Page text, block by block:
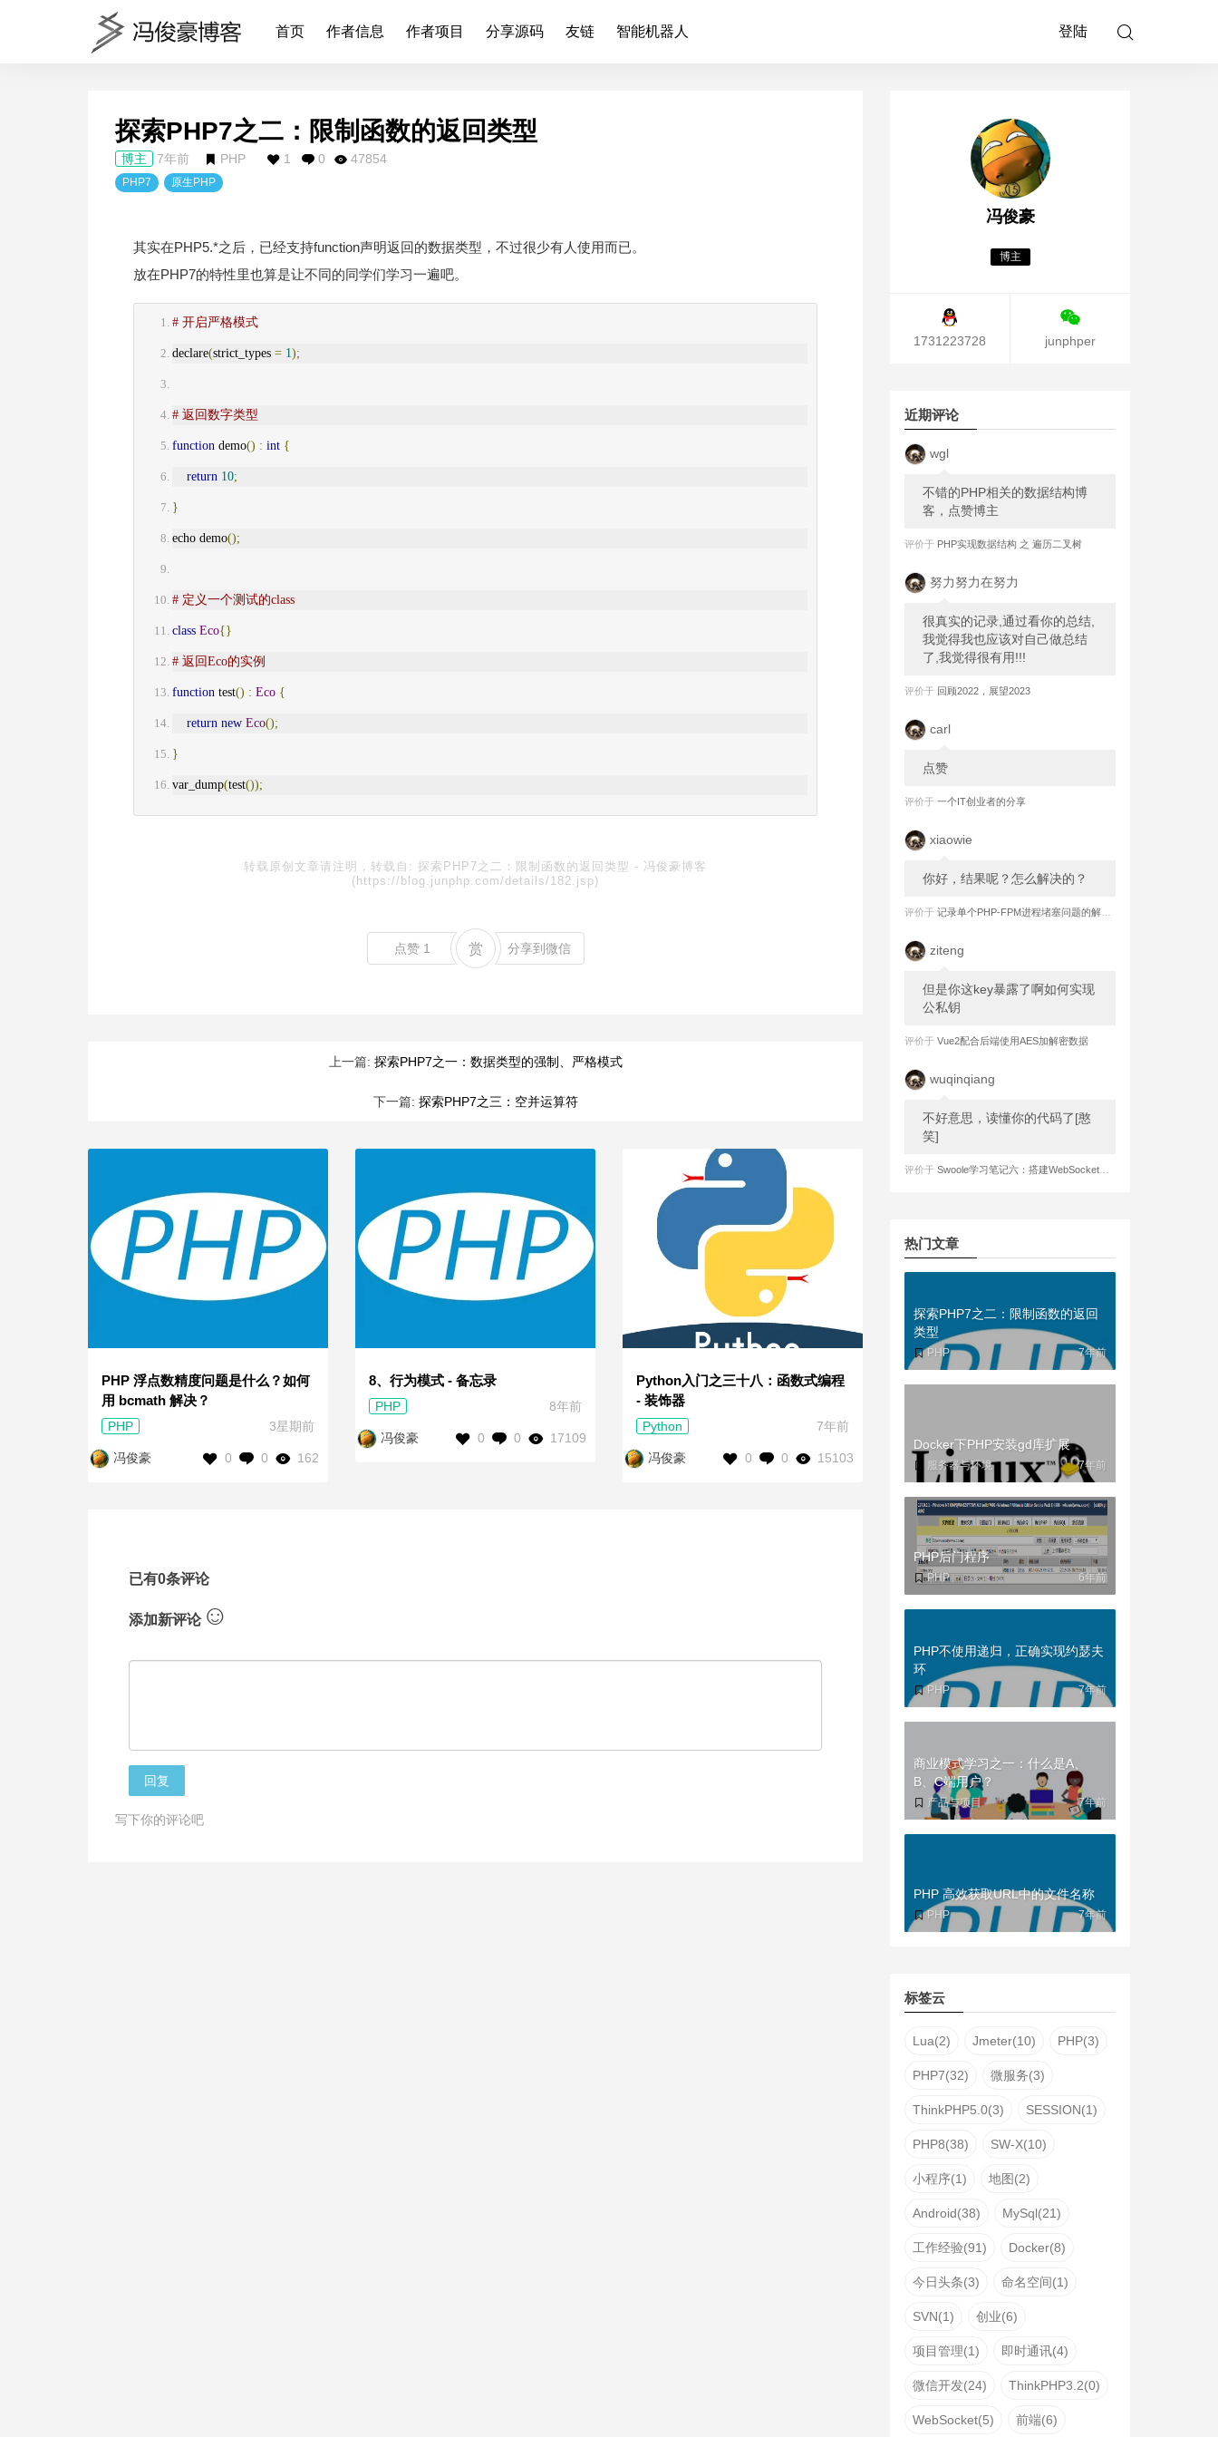
首页 作者信息 作者项目 分享源码 友链 智能机器人 登陆
探索PHP7之二：限制函数的返回类型
博主 7年前 PHP 1 0 47854
PHP7 原生PHP
其实在PHP5.*之后，已经支持function声明返回的数据类型，不过很少有人使用而已。
放在PHP7的特性里也算是让不同的同学们学习一遍吧。
# 开启严格模式
declare(strict_types = 1);
# 返回数字类型
function demo() : int {
return 10;
}
echo demo();
# 定义一个测试的class
class Eco{}
# 返回Eco的实例
function test() : Eco {
return new Eco();
}
var_dump(test());
转载原创文章请注明，转载自: 探索PHP7之二：限制函数的返回类型 - 冯俊豪博客
(https://blog.junphp.com/details/182.jsp)
点赞 1 赏 分享到微信
上一篇: 探索PHP7之一：数据类型的强制、严格模式
下一篇: 探索PHP7之三：空并运算符
PHP 浮点数精度问题是什么？如何
用 bcmath 解决？
PHP 3星期前
冯俊豪 162
0
0
8、行为模式 - 备忘录
PHP 8年前
冯俊豪 17109
0
0
Python入门之三十八：函数式编程
- 装饰器
Python 7年前
冯俊豪 15103
0
0
已有0条评论
添加新评论☺
回复
写下你的评论吧
冯俊豪
博主
1731223728 junphper
近期评论
wgl
不错的PHP相关的数据结构博
客，点赞博主
评价于 PHP实现数据结构 之 遍历二叉树
努力努力在努力
很真实的记录,通过看你的总结,
我觉得我也应该对自己做总结
了,我觉得很有用!!!
评价于 回顾2022，展望2023
carl
点赞
评价于 一个IT创业者的分享
xiaowie
你好，结果呢？怎么解决的？
评价于 记录单个PHP-FPM进程堵塞问题的解决过程
ziteng
但是你这key暴露了啊如何实现
公私钥
评价于 Vue2配合后端使用AES加解密数据
wuqinqiang
不好意思，读懂你的代码了[憨
笑]
评价于 Swoole学习笔记六：搭建WebSocket长连接 之 服务端实现强制心跳检测
热门文章
探索PHP7之二：限制函数的返回
类型
PHP 7年前
Docker下PHP安装gd库扩展
服务器与环境 7年前
PHP后门程序
PHP 6年前
PHP不使用递归，正确实现约瑟夫
环
PHP 7年前
商业模式学习之一：什么是A、
B、C端用户？
产品与项目 7年前
PHP 高效获取URL中的文件名称
PHP 7年前
标签云
Lua(2) Jmeter(10) PHP(3)
PHP7(32) 微服务(3)
ThinkPHP5.0(3) SESSION(1)
PHP8(38) SW-X(10)
小程序(1) 地图(2)
Android(38) MySql(21)
工作经验(91) Docker(8)
今日头条(3) 命名空间(1)
SVN(1) 创业(6)
项目管理(1) 即时通讯(4)
微信开发(24) ThinkPHP3.2(0)
WebSocket(5) 前端(6)